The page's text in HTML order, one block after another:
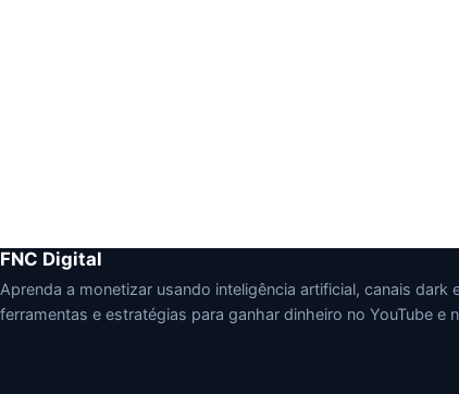
FNC Digital
Aprenda a monetizar usando inteligência artificial, canais dark
ferramentas e estratégias para ganhar dinheiro no YouTube e